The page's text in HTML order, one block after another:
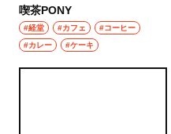
喫茶PONY
#経堂 #カフェ
#コーヒー
#カレー
#ケーキ